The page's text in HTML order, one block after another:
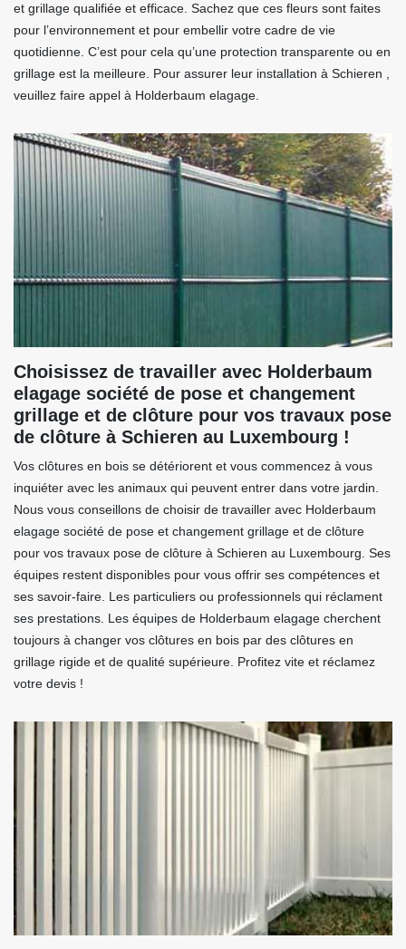
et grillage qualifiée et efficace. Sachez que ces fleurs sont faites
pour l’environnement et pour embellir votre cadre de vie
quotidienne. C’est pour cela qu’une protection transparente ou en
grillage est la meilleure. Pour assurer leur installation à Schieren ,
veuillez faire appel à Holderbaum elagage.
Choisissez de travailler avec Holderbaum
elagage société de pose et changement
grillage et de clôture pour vos travaux pose
de clôture à Schieren au Luxembourg !
Vos clôtures en bois se détériorent et vous commencez à vous
inquiéter avec les animaux qui peuvent entrer dans votre jardin.
Nous vous conseillons de choisir de travailler avec Holderbaum
elagage société de pose et changement grillage et de clôture
pour vos travaux pose de clôture à Schieren au Luxembourg. Ses
équipes restent disponibles pour vous offrir ses compétences et
ses savoir-faire. Les particuliers ou professionnels qui réclament
ses prestations. Les équipes de Holderbaum elagage cherchent
toujours à changer vos clôtures en bois par des clôtures en
grillage rigide et de qualité supérieure. Profitez vite et réclamez
votre devis !